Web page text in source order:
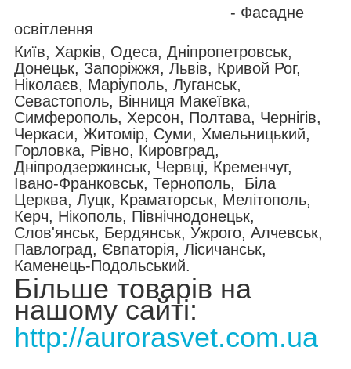
- Фасадне
освітлення
Київ, Харків, Одеса, Дніпропетровськ,
Донецьк, Запоріжжя, Львів, Кривой Рог,
Ніколаєв, Маріуполь, Луганськ,
Севастополь, Вінниця Макеївка,
Симферополь, Херсон, Полтава, Чернігів,
Черкаси, Житомір, Суми, Хмельницький,
Горловка, Рівно, Кировград,
Дніпродзержинськ, Червці, Кременчуг,
Івано-Франковськ, Тернополь, Біла
Церква, Луцк, Краматорськ, Мелітополь,
Керч, Нікополь, Північнодонецьк,
Слов'янськ, Бердянськ, Ужрого, Алчевськ,
Павлоград, Євпаторія, Лісичанськ,
Каменець-Подольський.
Більше товарів на
нашому сайті:
http://aurorasvet.com.ua